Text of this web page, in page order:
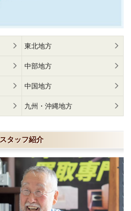
東北地方
中部地方
中国地方
九州・沖縄地方
スタッフ紹介